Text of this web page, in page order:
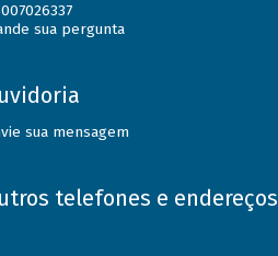
sua pergunta
sua mensagem
telefones e endereços